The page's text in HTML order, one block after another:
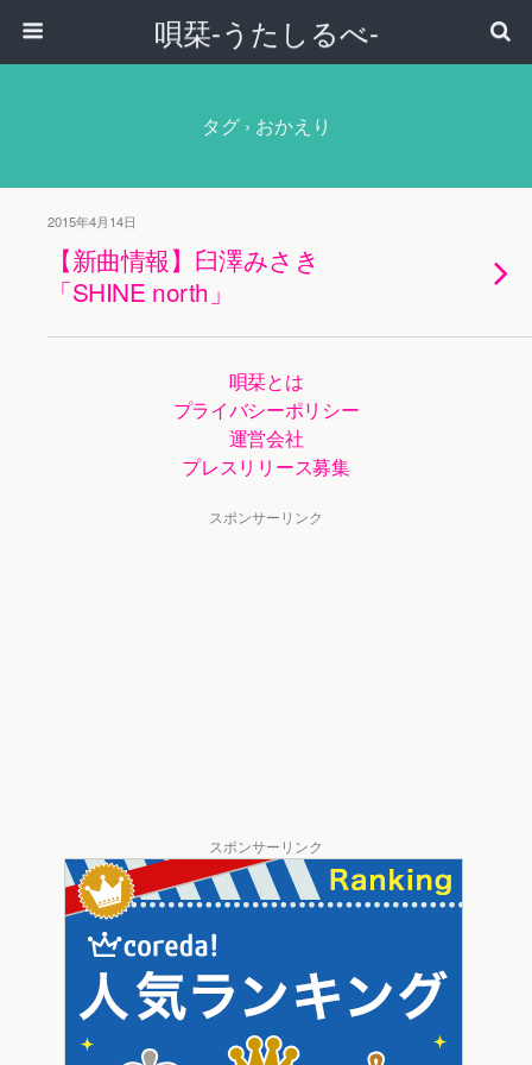
唄栞-うたしるべ-
タグ › おかえり
2015年4月14日
【新曲情報】臼澤みさき
「SHINE north」
唄栞とは
プライバシーポリシー
運営会社
プレスリリース募集
スポンサーリンク
スポンサーリンク